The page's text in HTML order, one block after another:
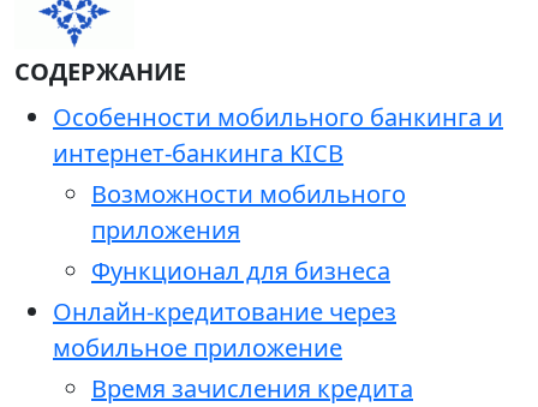
СОДЕРЖАНИЕ
Особенности мобильного банкинга и
интернет-банкинга KICB
Возможности мобильного
приложения
Функционал для бизнеса
Онлайн-кредитование через
мобильное приложение
Время зачисления кредита